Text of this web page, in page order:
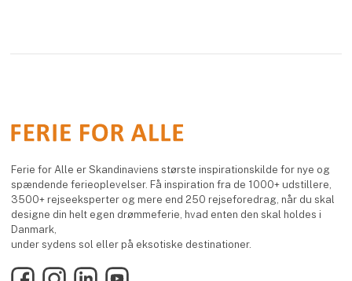
Ferie for Alle er Skandinaviens største inspirationskilde for nye og
spændende ferieoplevelser. Få inspiration fra de 1000+ udstillere,
3500+ rejseeksperter og mere end 250 rejseforedrag, når du skal
designe din helt egen drømmeferie, hvad enten den skal holdes i
Danmark,
under sydens sol eller på eksotiske destinationer.
FacebookInstagramLinkedInYouTube